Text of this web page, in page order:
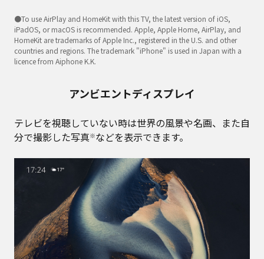
●To use AirPlay and HomeKit with this TV, the latest version of iOS,
iPadOS, or macOS is recommended. Apple, Apple Home, AirPlay, and
HomeKit are trademarks of Apple Inc., registered in the U.S. and other
countries and regions. The trademark "iPhone" is used in Japan with a
licence from Aiphone K.K.
アンビエントディスプレイ
テレビを視聴していない時は世界の風景や名画、また自
分で撮影した写真※などを表示できます。